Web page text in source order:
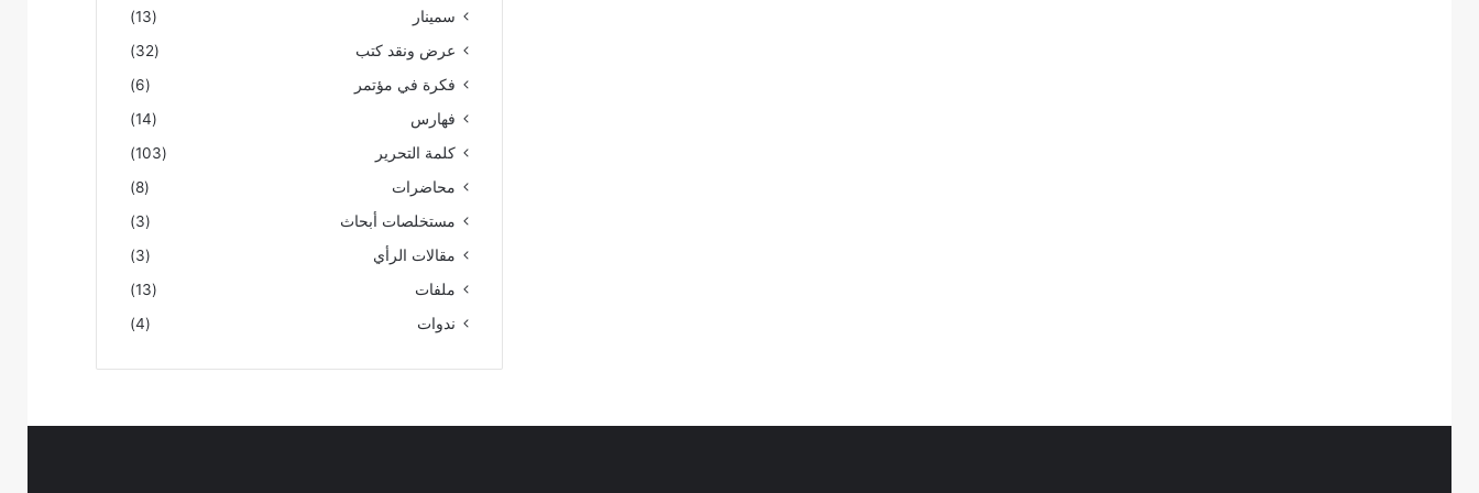
سمينار
(13)
عرض ونقد كتب
(32)
فكرة في مؤتمر
(6)
فهارس
(14)
كلمة التحرير
(103)
محاضرات
(8)
مستخلصات أبحاث
(3)
مقالات الرأي
(3)
ملفات
(13)
ندوات
(4)